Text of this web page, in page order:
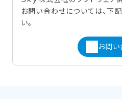
お問い合わせについては、下
い。
お問